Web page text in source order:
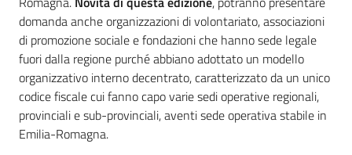
domanda anche organizzazioni di volontariato, associazioni
di promozione sociale e fondazioniche hanno sede legale
fuori dalla regione purché abbiano adottato un modello
organizzativo interno decentrato, caratterizzato da un unico
codice fiscale cui fanno capo varie sedi operative regionali,
provinciali e sub-provinciali, aventi sede operativa stabile in
Emilia-Romagna.